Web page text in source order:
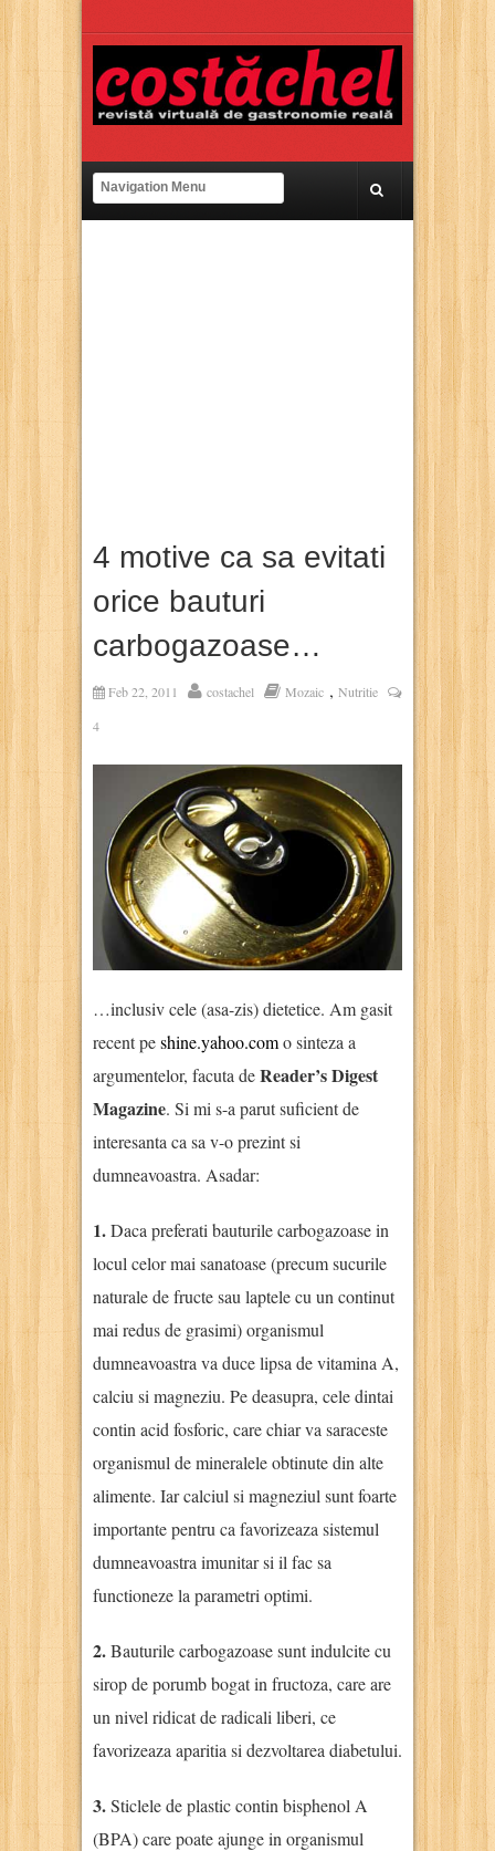
4 motive ca sa evitati
orice bauturi
carbogazoase…
Feb 22, 2011 costachel Mozaic , Nutritie
4
…inclusiv cele (asa-zis) dietetice. Am gasit
recent peshine.yahoo.como sinteza a
argumentelor, facuta deReader’s Digest
Magazine. Si mi s-a parut suficient de
interesanta ca sa v-o prezint si
dumneavoastra. Asadar:
1.Daca preferati bauturile carbogazoase in
locul celor mai sanatoase (precum sucurile
naturale de fructe sau laptele cu un continut
mai redus de grasimi) organismul
dumneavoastra va duce lipsa de vitamina A,
calciu si magneziu. Pe deasupra, cele dintai
contin acid fosforic, care chiar va saraceste
organismul de mineralele obtinute din alte
alimente. Iar calciul si magneziul sunt foarte
importante pentru ca favorizeaza sistemul
dumneavoastra imunitar si il fac sa
functioneze la parametri optimi.
2.Bauturile carbogazoase sunt indulcite cu
sirop de porumb bogat in fructoza, care are
un nivel ridicat de radicali liberi, ce
favorizeaza aparitia si dezvoltarea diabetului.
3.Sticlele de plastic contin bisphenol A
(BPA) care poate ajunge in organismul